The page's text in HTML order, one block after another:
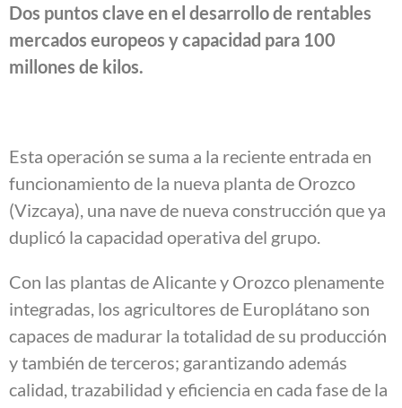
Dos puntos clave en el desarrollo de rentables
mercados europeos y capacidad para 100
millones de kilos.
Esta operación se suma a la reciente entrada en
funcionamiento de la nueva planta de Orozco
(Vizcaya), una nave de nueva construcción que ya
duplicó la capacidad operativa del grupo.
Con las plantas de Alicante y Orozco plenamente
integradas, los agricultores de Europlátano son
capaces de madurar la totalidad de su producción
y también de terceros; garantizando además
calidad, trazabilidad y eficiencia en cada fase de la